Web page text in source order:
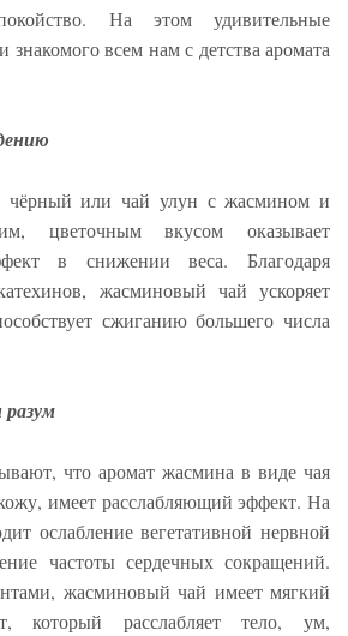
На этом удивительные
знакомого всем нам с детства аромата
чёрный или чай улун с жасмином и
цветочным вкусом оказывает
в снижении веса. Благодаря
жасминовый чай ускоряет
сжиганию большего числа
что аромат жасмина в виде чая
имеет расслабляющий эффект. На
ослабление вегетативной нервной
частоты сердечных сокращений.
жасминовый чай имеет мягкий
который расслабляет тело, ум,